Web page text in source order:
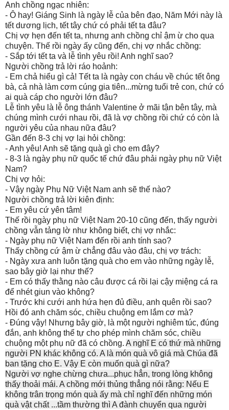
Anh chồng ngạc nhiên:
- Ô hay! Giáng Sinh là ngày lễ của bên đạo, Năm Mới này là
tết dương lịch, tết tây chứ có phải tết ta đâu?
Chị vợ hẹn đến tết ta, nhưng anh chồng chỉ ậm ừ cho qua
chuyện. Thế rồi ngày ấy cũng đến, chị vợ nhắc chồng:
- Sắp tới tết ta và lễ tình yêu rồi! Anh nghĩ sao?
Người chồng trả lời ráo hoảnh:
- Em chả hiểu gì cả! Tết ta là ngày con cháu về chúc tết ông
bà, cả nhà làm cơm cúng gia tiên...mừng tuổi trẻ con, chứ có
ai quà cáp cho người lớn đâu?
Lễ tình yêu là lễ ông thánh Valentine ở mãi tận bên tây, mà
chúng mình cưới nhau rồi, đã là vợ chồng rồi chứ có còn là
người yêu của nhau nữa đâu?
Gần đến 8-3 chị vợ lại hỏi chồng:
- Anh yêu! Anh sẽ tặng quà gì cho em đây?
- 8-3 là ngày phụ nữ quốc tế chứ đâu phải ngày phụ nữ Việt
Nam?
Chị vợ hỏi:
- Vậy ngày Phụ Nữ Việt Nam anh sẽ thế nào?
Người chồng trả lời kiên định:
- Em yêu cứ yên tâm!
Thế rồi ngày phụ nữ Việt Nam 20-10 cũng đến, thấy người
chồng vẫn tảng lờ như không biết, chị vợ nhắc:
- Ngày phụ nữ Việt Nam đến rồi anh tính sao?
Thấy chồng cứ ậm ừ chẳng đâu vào đâu, chị vợ trách:
- Ngày xưa anh luôn tặng quà cho em vào những ngày lễ,
sao bây giờ lại như thế?
- Em có thấy thằng nào câu được cá rồi lại cậy miệng cá ra
để nhét giun vào không?
- Trước khi cưới anh hứa hẹn đủ điều, anh quên rồi sao?
Hồi đó anh chăm sóc, chiều chuộng em lắm cơ mà?
- Đúng vậy! Nhưng bây giờ, là một người nghiêm túc, đúng
đắn, anh không thể tự cho phép mình chăm sóc, chiều
chuộng một phụ nữ đã có chồng. A nghĩ E có thứ mà những
người PN khác không có. A là món quà vô giá mà Chúa đã
ban tặng cho E. Vậy E còn muốn quà gì nữa?
Người vợ nghe chừng chưa...phục hẳn, trong lòng không
thấy thoải mái. A chồng mới thủng thẳng nói rằng: Nếu E
không trân trọng món quà ấy mà chỉ nghĩ đến những món
quà vật chất ...tầm thường thì A đành chuyển qua người